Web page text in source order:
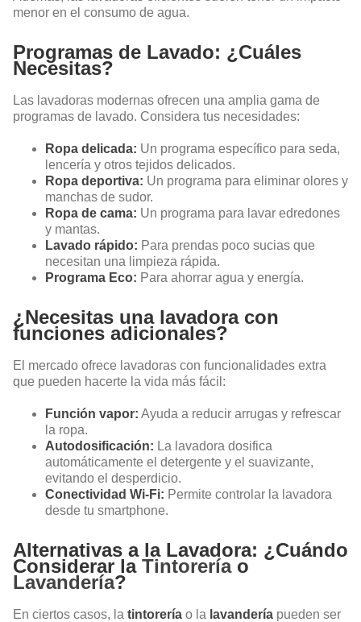
menor en el consumo de agua.
Programas de Lavado: ¿Cuáles
Necesitas?
Las lavadoras modernas ofrecen una amplia gama de
programas de lavado. Considera tus necesidades:
Ropa delicada: Un programa específico para seda,
lencería y otros tejidos delicados.
Ropa deportiva: Un programa para eliminar olores y
manchas de sudor.
Ropa de cama: Un programa para lavar edredones
y mantas.
Lavado rápido: Para prendas poco sucias que
necesitan una limpieza rápida.
Programa Eco: Para ahorrar agua y energía.
¿Necesitas una lavadora con
funciones adicionales?
El mercado ofrece lavadoras con funcionalidades extra
que pueden hacerte la vida más fácil:
Función vapor: Ayuda a reducir arrugas y refrescar
la ropa.
Autodosificación: La lavadora dosifica
automáticamente el detergente y el suavizante,
evitando el desperdicio.
Conectividad Wi-Fi: Permite controlar la lavadora
desde tu smartphone.
Alternativas a la Lavadora: ¿Cuándo
Considerar la Tintoreríao
Lavandería?
En ciertos casos, la tintorería o la lavandería pueden ser